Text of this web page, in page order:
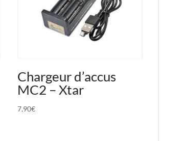
Chargeur d’accus
MC2 – Xtar
7,90€